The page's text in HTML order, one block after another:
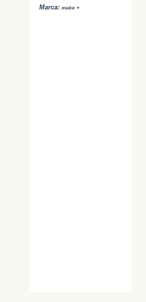
Marca:make +